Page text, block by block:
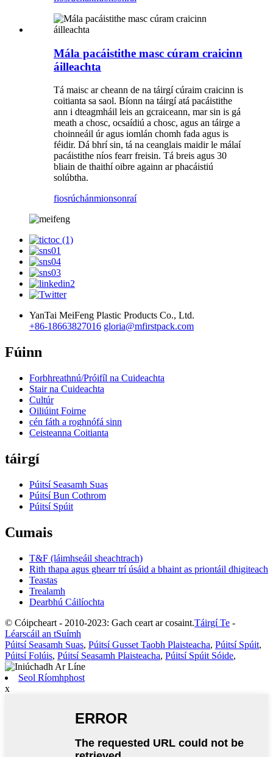
Mála pacáistithe masc cúram craicinn
áilleachta
Tá maisc ar cheann de na táirgí cúraim craicinn is
coitianta sa saol. Bíonn na táirgí atá pacáistithe
ann i dteagmháil leis an gcraiceann, mar sin is gá
meath a chosc, ocsaídiú a chosc, agus an táirge a
choinneáil úr agus iomlán chomh fada agus is
féidir. Dá bhrí sin, tá na ceanglais maidir le málaí
pacáistithe níos fearr freisin. Tá breis agus 30
bliain de thaithí oibre againn ar phacáistiú
solúbtha.
fiosrúchánmionsonraí
YanTai MeiFeng Plastic Products Co., Ltd.
+86-18663827016 gloria@mfirstpack.com
Fúinn
Forbhreathnú/Próifíl na Cuideachta
Stair na Cuideachta
Cultúr
Oiliúint Foirne
cén fáth a roghnófá sinn
Ceisteanna Coitianta
táirgí
Púitsí Seasamh Suas
Púitsí Bun Cothrom
Púitsí Spúit
Cumais
T&F (láimhseáil sheachtrach)
Rith thapa agus ghearr trí úsáid a bhaint as priontáil dhigiteach
Teastas
Trealamh
Dearbhú Cáilíochta
© Cóipcheart - 2010-2023: Gach ceart ar cosaint.Táirgí Te -
Léarscáil an tSuímh
Púitsí Seasamh Suas, Púitsí Gusset Taobh Plaisteacha, Púitsí Spúit,
Púitsí Folúis, Púitsí Seasamh Plaisteacha, Púitsí Spúit Sóide,
Seol Ríomhphost
x